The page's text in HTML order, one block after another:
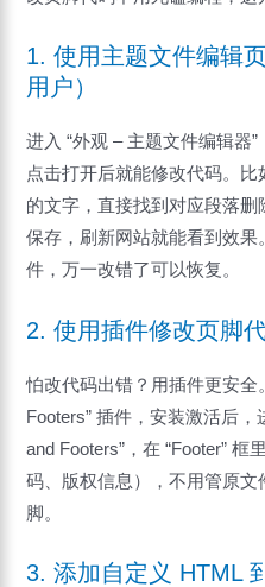
1. 使用主题文件编辑
用户）
进入 “外观 – 主题文件编辑器
点击打开后就能修改代码。比
的文字，直接找到对应段落删
保存，刷新网站就能看到效
件，万一改错了可以恢复。
2. 使用插件修改页脚
怕改代码出错？用插件更安全
Footers” 插件，安装激活后，
and Footers”，在 “Footer”
码、版权信息），不用管原
脚。
3. 添加自定义 HTML